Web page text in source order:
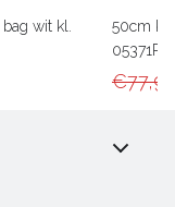
wit kl.
50cm
05371RU